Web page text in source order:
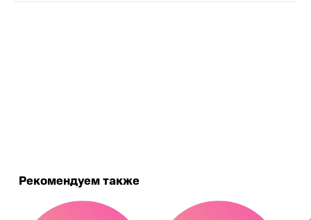
Рекомендуем также